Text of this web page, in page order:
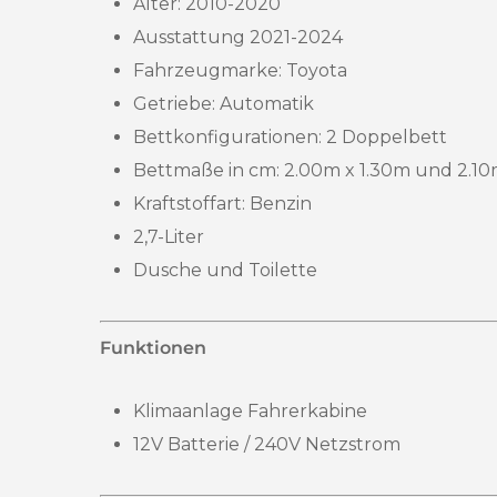
Ausstattung 2021-2024
Fahrzeugmarke: Toyota
Getriebe: Automatik
Bettkonfigurationen: 2 Doppelbett
Bettmaße in cm: 2.00m x 1.30m und
Kraftstoffart: Benzin
2,7-Liter
Dusche und Toilette
Funktionen
Klimaanlage Fahrerkabine
12V Batterie / 240V Netzstrom